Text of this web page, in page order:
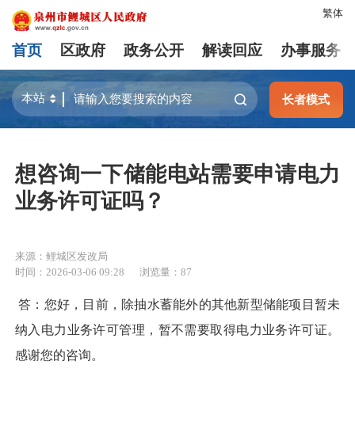
繁体
首页 区政府 政务公开 解读回应 办事服务
长者模式
想咨询一下储能电站需要申请电力
业务许可证吗？
来源：鲤城区发改局
时间：2026-03-06 09:28
浏览量： 87
答：您好，目前，除抽水蓄能外的其他新型储能项目暂未
纳入电力业务许可管理，暂不需要取得电力业务许可证。
感谢您的咨询。